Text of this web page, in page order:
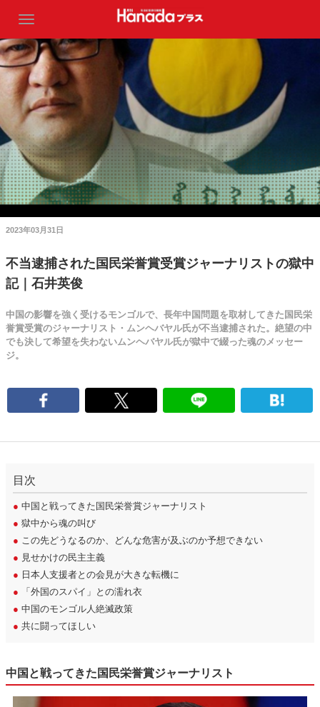
2023年03月31日
不当逮捕された国民栄誉賞受賞ジャーナリストの獄中
記｜石井英俊
中国の影響を強く受けるモンゴルで、長年中国問題を取材してきた国民栄
誉賞受賞のジャーナリスト・ムンヘバヤル氏が不当逮捕された。絶望の中
でも決して希望を失わないムンヘバヤル氏が獄中で綴った魂のメッセー
ジ。
目次
● 中国と戦ってきた国民栄誉賞ジャーナリスト
● 獄中から魂の叫び
● この先どうなるのか、どんな危害が及ぶのか予想できない
● 見せかけの民主主義
● 日本人支援者との会見が大きな転機に
● 「外国のスパイ」との濡れ衣
● 中国のモンゴル人絶滅政策
● 共に闘ってほしい
中国と戦ってきた国民栄誉賞ジャーナリスト